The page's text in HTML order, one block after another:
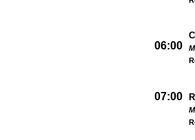
06:00
07:00